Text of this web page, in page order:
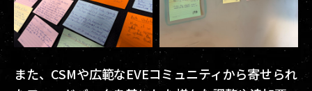
また、CSMや広範なEVEコミュニティから寄せられ